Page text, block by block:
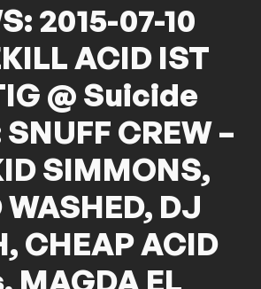
2015-07-10
ACID IST
@ Suicide
CREW –
SIMMONS,
DJ
CHEAP ACID
MAGDA EL